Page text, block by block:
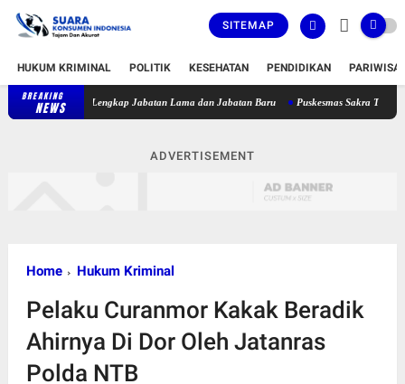
SITEMAP
HUKUM KRIMINAL POLITIK KESEHATAN PENDIDIKAN
BREAKING
NEWS Bupati Lombok Timur Lantik 36 Pejabat, Berikut Daftar Lengkap
ADVERTISEMENT
Home Hukum Kriminal
Pelaku Curanmor Kakak Beradik
Ahirnya Di Dor Oleh Jatanras
Polda NTB